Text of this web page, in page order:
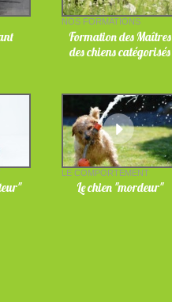
NOS FORMATIONS
Formation des Maîtres
des chiens catégorisés
LE COMPORTEMENT
Le chien "mordeur"